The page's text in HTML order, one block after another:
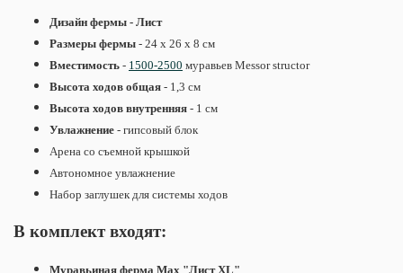
Дизайн фермы - Лист
Размеры фермы - 24 х 26 х 8 см
Вместимость - 1500-2500 муравьев Messor structor
Высота ходов общая - 1,3 см
Высота ходов внутренняя - 1 см
Увлажнение - гипсовый блок
Арена со съемной крышкой
Автономное увлажнение
Набор заглушек для системы ходов
В комплект входят:
Муравьиная ферма Max "Лист XL"